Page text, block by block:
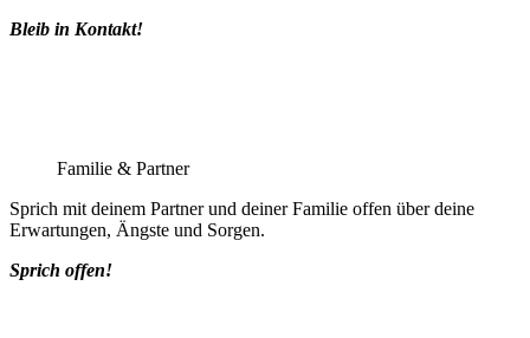
Bleib in Kontakt!
Familie & Partner
Sprich mit deinem Partner und deiner Familie offen über deine
Erwartungen, Ängste und Sorgen.
Sprich offen!